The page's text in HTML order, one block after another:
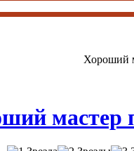
Хороший
мастер